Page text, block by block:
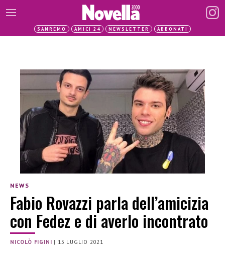
SANREMO AMICI 24 NEWSLETTER ABBONATI
NEWS
Fabio Rovazzi parla dell’amicizia
con Fedez e di averlo incontrato
NICOLÒ FIGINI | 15 LUGLIO 2021